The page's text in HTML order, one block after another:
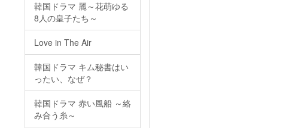
韓国ドラマ 麗～花萌ゆる
8人の皇子たち～
Love in The Air
韓国ドラマ キム秘書はい
ったい、なぜ？
韓国ドラマ 赤い風船 ～絡
み合う糸～